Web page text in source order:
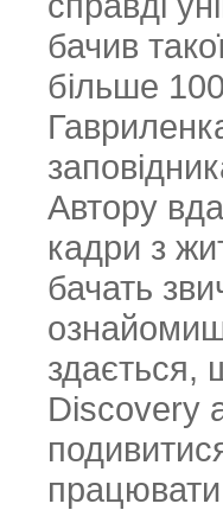
бачив
більше
Автору
кадри з
бачать
здається,
Discovery